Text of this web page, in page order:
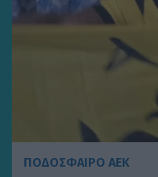
ΠΟΔΟΣΦΑΙΡΟ ΑΕΚ